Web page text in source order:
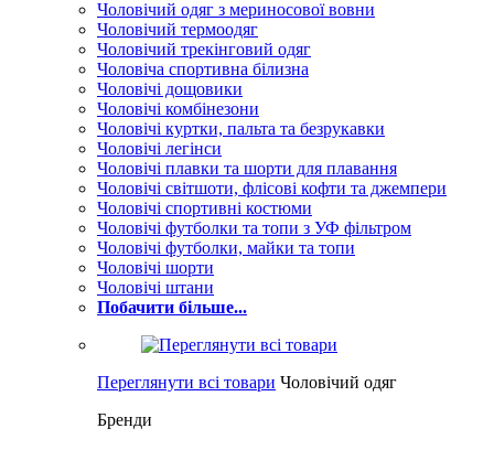
Чоловічий одяг з мериносової вовни
Чоловічий термоодяг
Чоловічий трекінговий одяг
Чоловіча спортивна білизна
Чоловічі дощовики
Чоловічі комбінезони
Чоловічі куртки, пальта та безрукавки
Чоловічі легінси
Чоловічі плавки та шорти для плавання
Чоловічі світшоти, флісові кофти та джемпери
Чоловічі спортивні костюми
Чоловічі футболки та топи з УФ фільтром
Чоловічі футболки, майки та топи
Чоловічі шорти
Чоловічі штани
Побачити більше...
Переглянути всі товари Чоловічий одяг
Бренди